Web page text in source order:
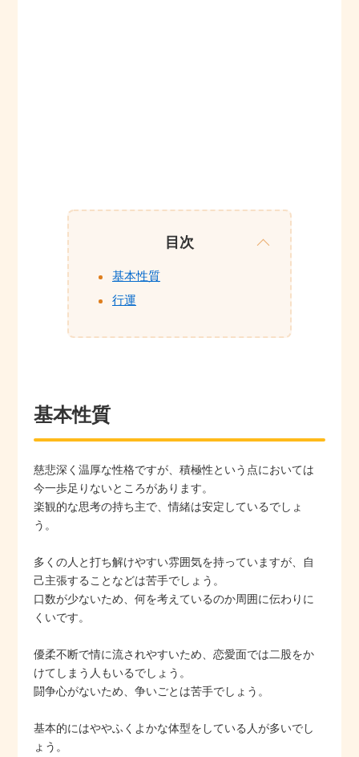
目次
基本性質
行運
基本性質
慈悲深く温厚な性格ですが、積極性という点においては
今一歩足りないところがあります。
楽観的な思考の持ち主で、情緒は安定しているでしょ
う。
多くの人と打ち解けやすい雰囲気を持っていますが、自
己主張することなどは苦手でしょう。
口数が少ないため、何を考えているのか周囲に伝わりに
くいです。
優柔不断で情に流されやすいため、恋愛面では二股をか
けてしまう人もいるでしょう。
闘争心がないため、争いごとは苦手でしょう。
基本的にはややふくよかな体型をしている人が多いでし
ょう。